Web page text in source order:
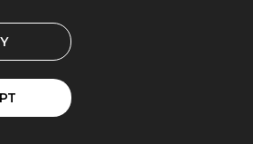
i Trionas aksje